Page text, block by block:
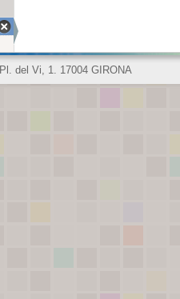
Pl. del Vi, 1. 17004 GIRONA